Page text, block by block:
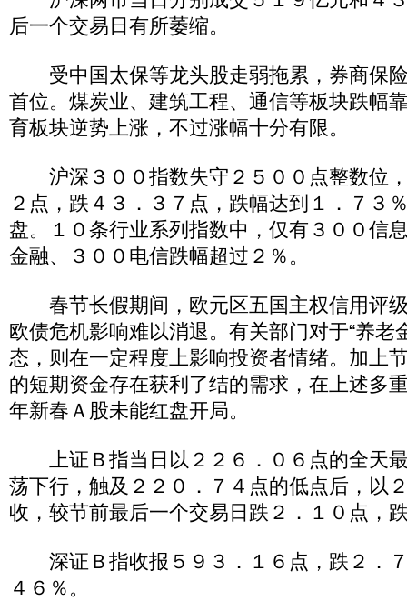
后一个交易日有所萎缩。
受中国太保等龙头股走弱拖累，券商保
首位。煤炭业、建筑工程、通信等板块跌幅
育板块逆势上涨，不过涨幅十分有限。
沪深３００指数失守２５００点整数位
２点，跌４３．３７点，跌幅达到１．７３
盘。１０条行业系列指数中，仅有３００信
金融、３００电信跌幅超过２％。
春节长假期间，欧元区五国主权信用评
欧债危机影响难以消退。有关部门对于“养老
态，则在一定程度上影响投资者情绪。加上
的短期资金存在获利了结的需求，在上述多
年新春Ａ股未能红盘开局。
上证Ｂ指当日以２２６．０６点的全天
荡下行，触及２２０．７４点的低点后，以
收，较节前最后一个交易日跌２．１０点，
深证Ｂ指收报５９３．１６点，跌２．
４６％。